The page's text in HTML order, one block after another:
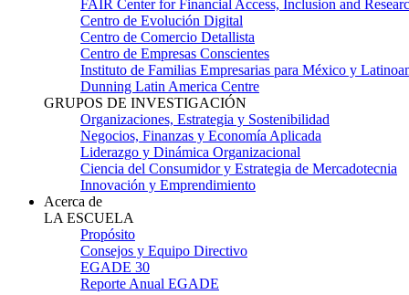
FAIR Center for Financial Access, Inclusion and
Centro de Evolución Digital
Centro de Comercio Detallista
Centro de Empresas Conscientes
Instituto de Familias Empresarias para México y
Dunning Latin America Centre
GRUPOS DE INVESTIGACIÓN
Organizaciones, Estrategia y Sostenibilidad
Negocios, Finanzas y Economía Aplicada
Liderazgo y Dinámica Organizacional
Ciencia del Consumidor y Estrategia de Mercadotecnia
Innovación y Emprendimiento
Acerca de
LA ESCUELA
Propósito
Consejos y Equipo Directivo
EGADE 30
Reporte Anual EGADE